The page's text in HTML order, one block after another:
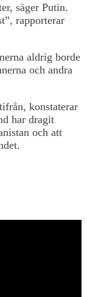
säger Putin.
rapporterar
aldrig borde
och andra
konstaterar
har dragit
och att